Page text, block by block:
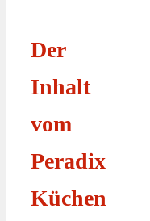
Der
Inhalt
vom
Peradix
Küchen